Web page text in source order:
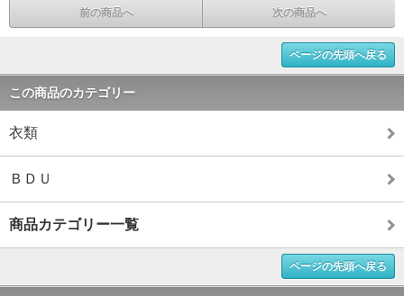
前の商品へ 次の商品へ
ページの先頭へ戻る
この商品のカテゴリー
衣類
ＢＤＵ
商品カテゴリー一覧
ページの先頭へ戻る